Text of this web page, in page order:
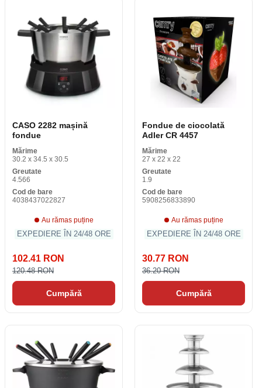
CASO 2282 mașină
fondue
Mărime
30.2 x 34.5 x 30.5
Greutate
4.566
Cod de bare
4038437022827
Au rămas puține
EXPEDIERE ÎN 24/48 ORE
102.41 RON
120.48 RON
Cumpără
Fondue de ciocolată
Adler CR 4457
Mărime
27 x 22 x 22
Greutate
1.9
Cod de bare
5908256833890
Au rămas puține
EXPEDIERE ÎN 24/48 ORE
30.77 RON
36.20 RON
Cumpără